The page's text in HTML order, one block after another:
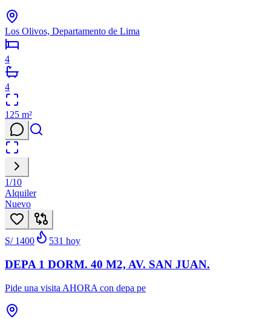
Los Olivos, Departamento de Lima
4
4
125 m²
1/10
Alquiler
Nuevo
S/ 1400 531 hoy
DEPA 1 DORM. 40 M2, AV. SAN JUAN.
Pide una visita AHORA con depa pe